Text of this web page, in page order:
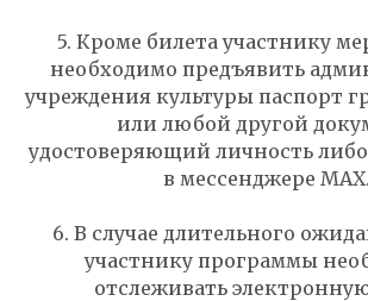
5. Кроме билета участнику
необходимо предъявить
учреждения культуры паспорт
или любой другой
удостоверяющий личность
в мессенджере MAX.
6. В случае длительного
участнику программы
отслеживать